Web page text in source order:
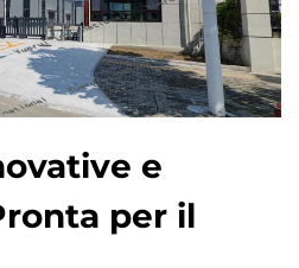
e
per il